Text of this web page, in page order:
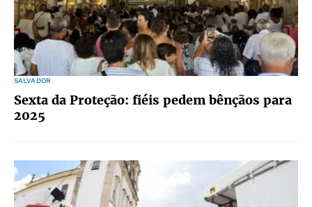
SALVADOR
Sexta da Proteção: fiéis pedem bênçãos para
2025